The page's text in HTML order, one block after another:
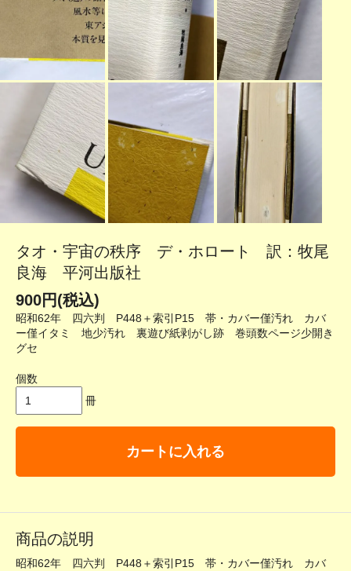
タオ・宇宙の秩序 デ・ホロート 訳：牧尾
良海 平河出版社
900円(税込)
昭和62年 四六判 P448＋索引P15 帯・カバー僅汚れ カバ
ー僅イタミ 地少汚れ 裏遊び紙剥がし跡 巻頭数ページ少開き
グセ
個数
冊
カートに入れる
商品の説明
昭和62年 四六判 P448＋索引P15 帯・カバー僅汚れ カバ